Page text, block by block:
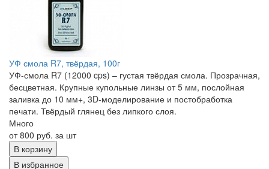
УФ смола R7, твёрдая, 100г
УФ-смола R7 (12000 cps) – густая твёрдая смола. Прозрачная,
бесцветная. Крупные купольные линзы от 5 мм, послойная
заливка до 10 мм+, 3D-моделирование и постобработка
печати. Твёрдый глянец без липкого слоя.
Много
от 800 руб. за шт
В корзину
В избранное